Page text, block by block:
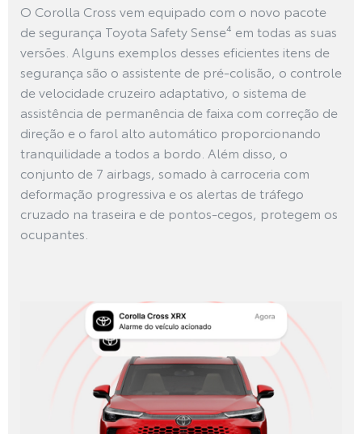
O Corolla Cross vem equipado com o novo pacote
de segurança Toyota Safety Sense⁴ em todas as suas
versões. Alguns exemplos desses eficientes itens de
segurança são o assistente de pré-colisão, o controle
de velocidade cruzeiro adaptativo, o sistema de
assistência de permanência de faixa com correção de
direção e o farol alto automático proporcionando
tranquilidade a todos a bordo. Além disso, o
conjunto de 7 airbags, somado à carroceria com
deformação progressiva e os alertas de tráfego
cruzado na traseira e de pontos-cegos, protegem os
ocupantes.